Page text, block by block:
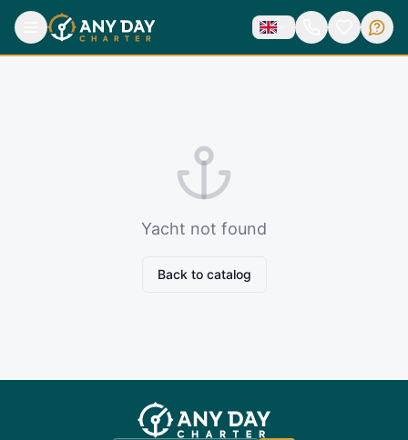
Yacht not found
Back to catalog